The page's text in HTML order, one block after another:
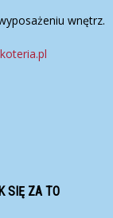
wnętrz.
SIĘ ZA TO